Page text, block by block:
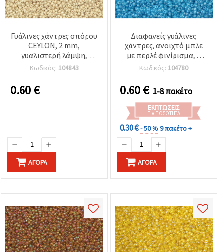
Γυάλινες χάντρες σπόρου
CEYLON, 2 mm,
γυαλιστερή λάμψη,
χρώμα 1125, 50
γραμμάρια, για
κοσμήματα &
χειροτεχνίες
Κωδικός: 104843
0.60€
ΑΓΟΡΆ
Διαφανείς γυάλινες
χάντρες, ανοιχτό μπλε
με περλέ φινίρισμα, 2
mm, 50 g
Κωδικός: 104780
0.60€ 1-8 πακέτο
ΕΚΠΤΏΣΕΙΣ
ΓΙΑ ΠΟΣΌΤΗΤΑ
0.30 €- 50 %9 πακέτο +
ΑΓΟΡΆ